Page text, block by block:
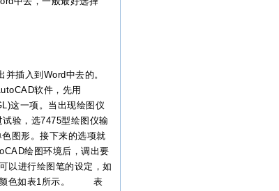
插入到Word中去的。
软件，先用
这一项。当出现绘图仪
验，选7475型绘图仪输
图形。接下来的选项就
绘图环境后，调出要
以进行绘图笔的设定，如
的颜色如表1所示。 表